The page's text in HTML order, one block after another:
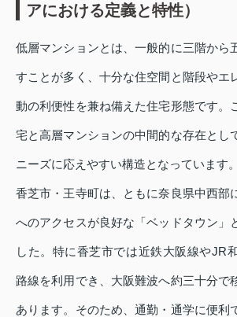
アにおける定義と特性）
低層マンションとは、一般的に三階から
すことが多く、十分な住空間と階段やエ
動の利便性を兼ね備えた住宅形態です。
宅と高層マンションの中間的な存在とし
ニーズに応えやすい構造となっています。
香芝市・王寺町は、ともに奈良県中西部
へのアクセスが良好な「ベッドタウン」
した。特に香芝市では近鉄大阪線やJR
路線を利用でき、大阪難波へ約三十分で
あります。そのため、通勤・通学に便利